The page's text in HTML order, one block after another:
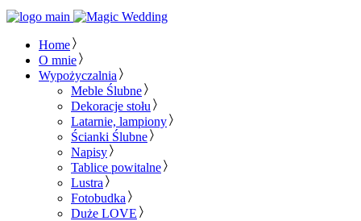
Home
O mnie
Wypożyczalnia
Meble Ślubne
Dekoracje stołu
Latarnie, lampiony
Ścianki Ślubne
Napisy
Tablice powitalne
Lustra
Fotobudka
Duże LOVE